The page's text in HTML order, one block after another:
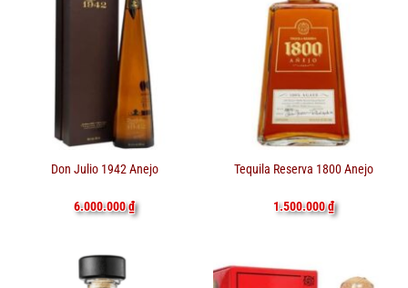
Don Julio 1942 Anejo
6.000.000₫
Tequila Reserva 1800 Anejo
1.500.000₫